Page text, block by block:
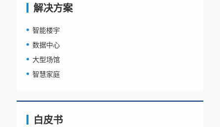
解决方案
智能楼宇
数据中心
大型场馆
智慧家庭
白皮书